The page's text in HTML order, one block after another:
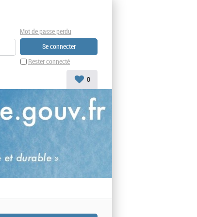
Rester connecté
Mot de passe perdu
0